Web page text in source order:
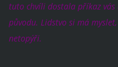
tuto chvíli dostala příkaz vás
původu. Lidstvo si má
netopýři.